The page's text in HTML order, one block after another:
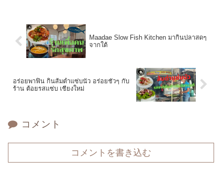
Maadae Slow Fish Kitchen มากินปลาสดๆ
จากใต้
อร่อยพาฟิน กินส้มตำแซ่บนัว อร่อยชัวๆ กับ
ร้าน ต้อยรสแซ่บ เชียงใหม่
コメント
コメントを書き込む